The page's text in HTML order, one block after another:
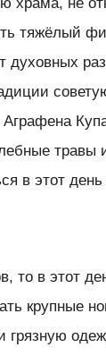
тяжёлый
духовных
травы
в этот
то в этот
крупные
грязную